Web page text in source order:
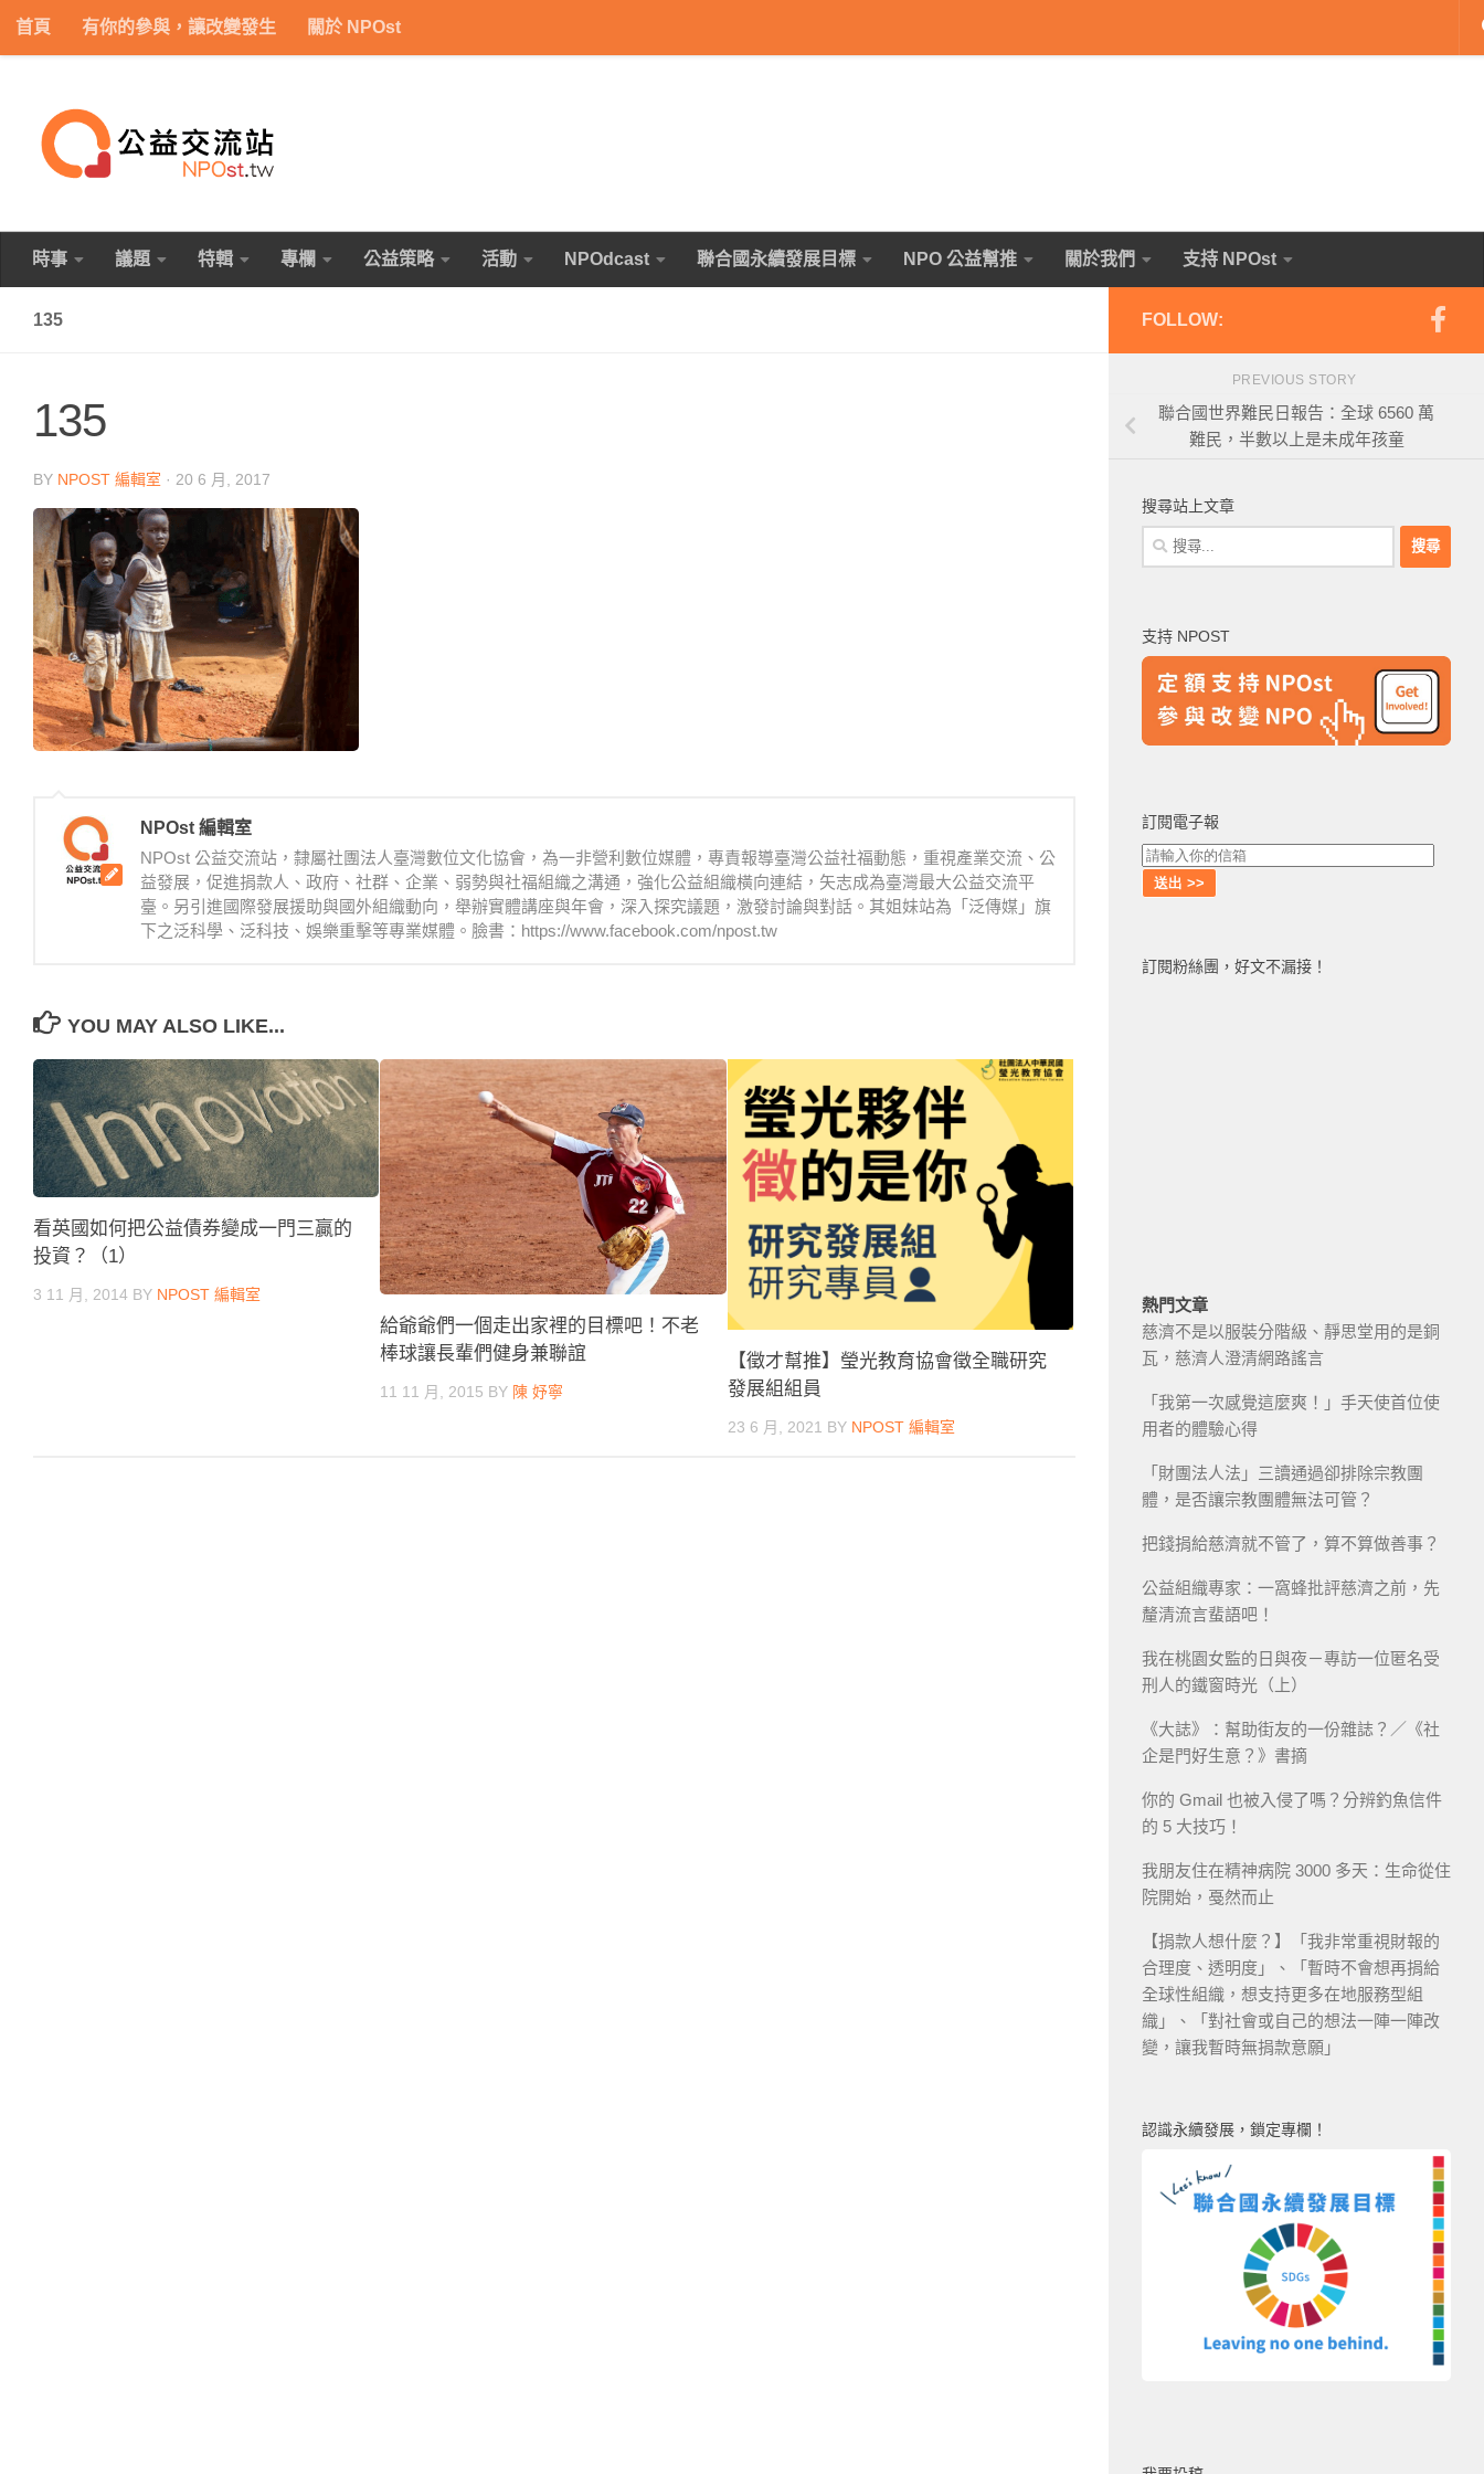
Skip to content
首頁 有你的參與，讓改變發生 關於 NPOst
時事 議題 特輯 專欄 公益策略 活動 NPOdcast 聯合國永續發展目標 NPO 公益幫推 關於我們 支持 NPOst
135
135
BY NPOST 編輯室 · 20 6 月, 2017
NPOst 編輯室
NPOst 公益交流站，隸屬社團法人臺灣數位文化協會，為一非營利數位媒體，專責報導臺灣公益社福動態，重視產業交流、公
益發展，促進捐款人、政府、社群、企業、弱勢與社福組織之溝通，強化公益組織橫向連結，矢志成為臺灣最大公益交流平
臺。另引進國際發展援助與國外組織動向，舉辦實體講座與年會，深入探究議題，激發討論與對話。其姐妹站為「泛傳媒」旗
下之泛科學、泛科技、娛樂重擊等專業媒體。臉書：https://www.facebook.com/npost.tw
YOU MAY ALSO LIKE...
看英國如何把公益債券變成一門三贏的
投資？（1）
3 11 月, 2014 BY NPOST 編輯室
給爺爺們一個走出家裡的目標吧！不老
棒球讓長輩們健身兼聯誼
11 11 月, 2015 BY 陳 妤寧
【徵才幫推】瑩光教育協會徵全職研究
發展組組員
23 6 月, 2021 BY NPOST 編輯室
FOLLOW:
PREVIOUS STORY
聯合國世界難民日報告：全球 6560 萬
難民，半數以上是未成年孩童
搜尋站上文章
搜
尋
字:
支持 NPOST
訂閱電子報
訂閱粉絲團，好文不漏接！
熱門文章
慈濟不是以服裝分階級、靜思堂用的是銅
瓦，慈濟人澄清網路謠言
「我第一次感覺這麼爽！」手天使首位使
用者的體驗心得
「財團法人法」三讀通過卻排除宗教團
體，是否讓宗教團體無法可管？
把錢捐給慈濟就不管了，算不算做善事？
公益組織專家：一窩蜂批評慈濟之前，先
釐清流言蜚語吧！
我在桃園女監的日與夜－專訪一位匿名受
刑人的鐵窗時光（上）
《大誌》：幫助街友的一份雜誌？／《社
企是門好生意？》書摘
你的 Gmail 也被入侵了嗎？分辨釣魚信件
的 5 大技巧！
我朋友住在精神病院 3000 多天：生命從住
院開始，戞然而止
【捐款人想什麼？】「我非常重視財報的
合理度、透明度」、「暫時不會想再捐給
全球性組織，想支持更多在地服務型組
織」、「對社會或自己的想法一陣一陣改
變，讓我暫時無捐款意願」
認識永續發展，鎖定專欄！